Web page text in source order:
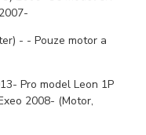
- - Pouze motor a
Pro model Leon 1P
2008- (Motor,